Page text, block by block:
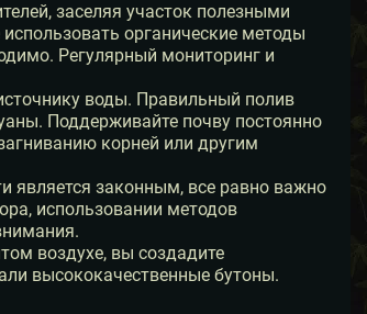
заселяя участок полезными
органические методы
Регулярный мониторинг и
воды. Правильный полив
Поддерживайте почву постоянно
корней или другим
является законным, все равно важно
использовании методов
воздухе, вы создадите
высококачественные бутоны.